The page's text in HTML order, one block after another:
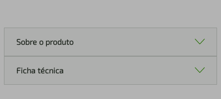
Sobre o produto
Ficha técnica